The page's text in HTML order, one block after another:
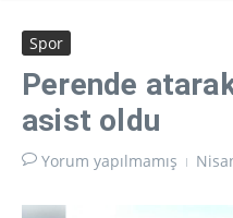
Spor
Perende
asist oldu
Yorum yapılmamış